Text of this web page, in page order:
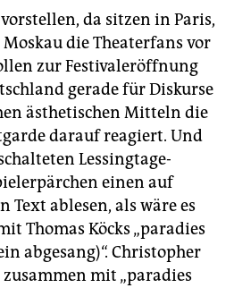
da sitzen in Paris,
die Theaterfans vor
zur Festivaleröffnung
gerade für Diskurse
ästhetischen Mitteln die
darauf reagiert. Und
Lessingtage-
einen auf
ablesen, als wäre es
Thomas Köcks „paradies
abgesang)“. Christopher
mit „paradies